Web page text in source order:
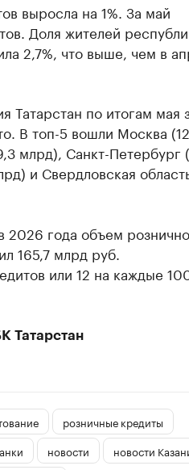
выросла на 1%. За май
Доля жителей
2,7%, что выше, чем в
Татарстан по итогам мая
В топ-5 вошли Москва
млрд), Санкт-Петербург
и Свердловская
2026 года объем
165,7 млрд руб.
или 12 на каждые
Татарстан
розничные кредиты
новости
новости